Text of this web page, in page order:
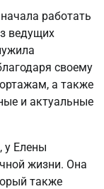
работать
ведущих
своему
а также
и актуальные
у Елены
жизни. Она
также